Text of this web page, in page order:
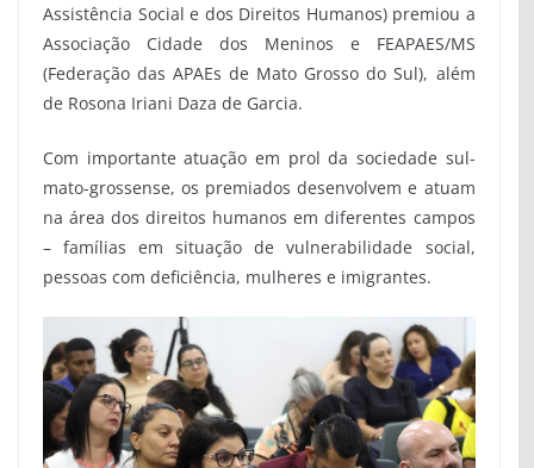
Assistência Social e dos Direitos Humanos) premiou a
Associação Cidade dos Meninos e FEAPAES/MS
(Federação das APAEs de Mato Grosso do Sul), além
de Rosona Iriani Daza de Garcia.
Com importante atuação em prol da sociedade sul-
mato-grossense, os premiados desenvolvem e atuam
na área dos direitos humanos em diferentes campos
– famílias em situação de vulnerabilidade social,
pessoas com deficiência, mulheres e imigrantes.